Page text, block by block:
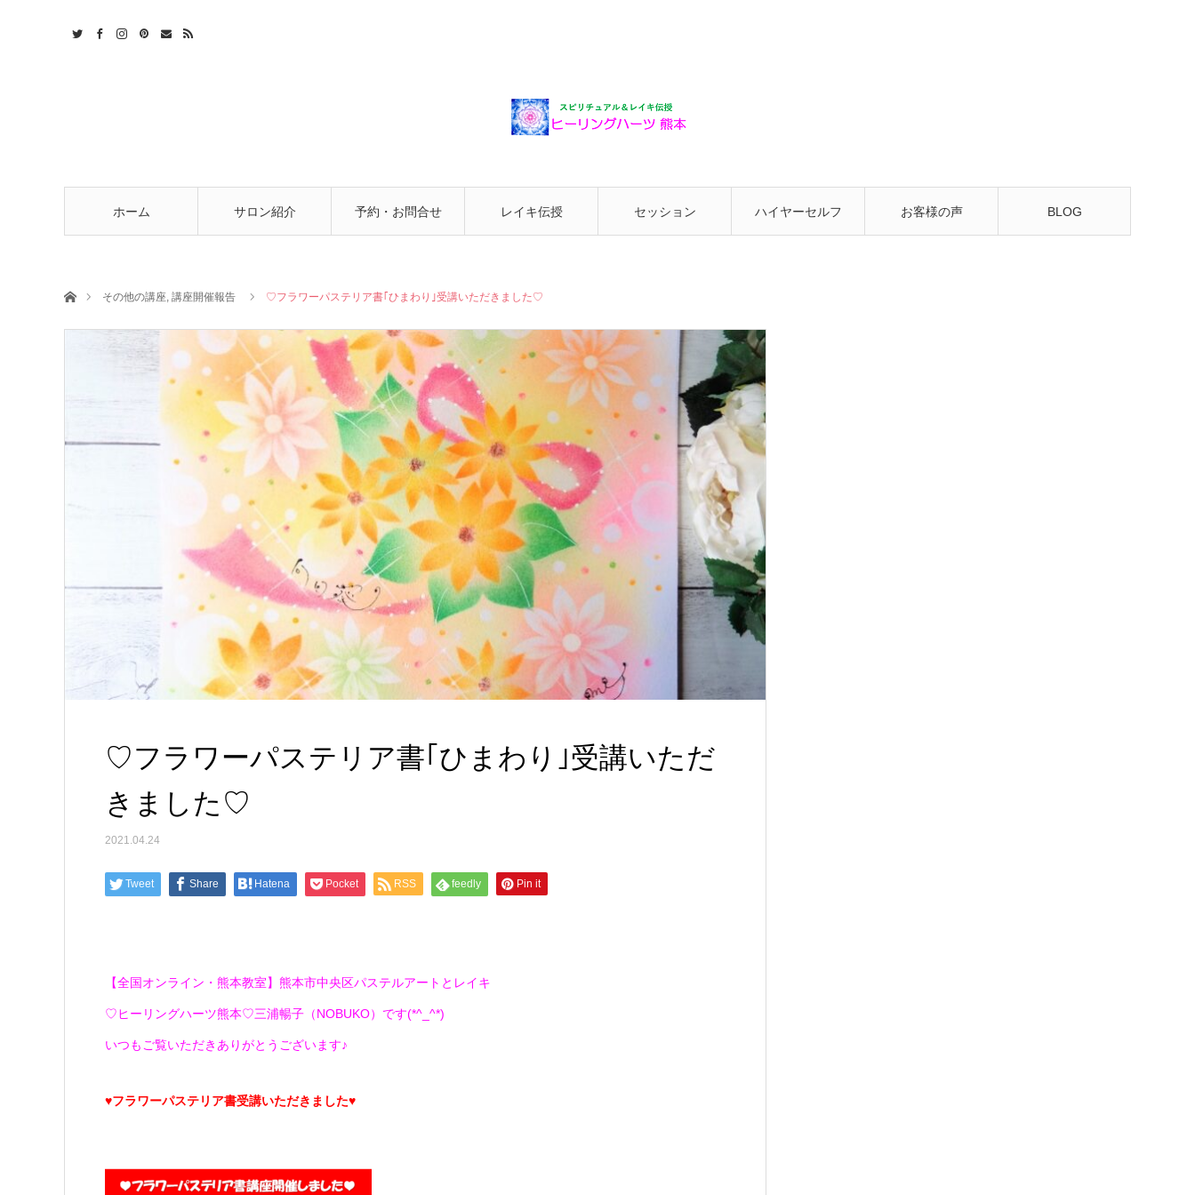
ホーム サロン紹介 予約・お問合せ レイキ伝授 セッション ハイヤーセルフ お客様の声 BLOG
ホームその他の講座, 講座開催報告 ♡フラワーパステリア書｢ひまわり｣受講いただきました♡
♡フラワーパステリア書｢ひまわり｣受講いただ
きました♡
2021.04.24
Tweet Share Hatena Pocket RSS feedly Pin it
【全国オンライン・熊本教室】熊本市中央区パステルアートとレイキ
♡ヒーリングハーツ熊本♡三浦暢子（NOBUKO）です(*^_^*)
いつもご覧いただきありがとうございます♪
♥フラワーパステリア書受講いただきました♥